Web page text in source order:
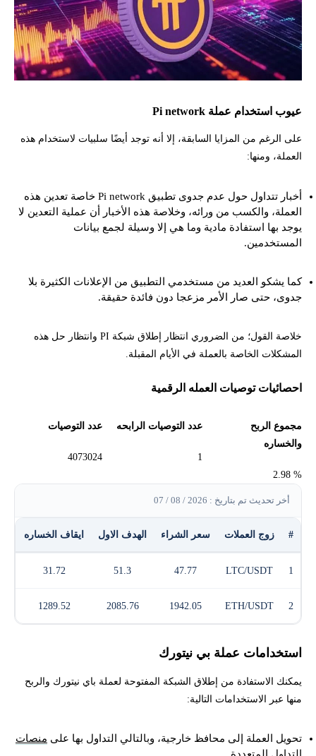
عيوب استخدام عملة Pi network
على الرغم من المزايا السابقة، إلا أنه توجد أيضًا سلبيات لاستخدام هذه
العملة، ومنها:
أخبار تتداول حول عدم جدوى تطبيق Pi network خاصة تعدين هذه
العملة، والكسب من ورائه، وخلاصة هذه الأخبار أن عملية التعدين لا
يوجد بها استفادة مادية وما هي إلا وسيلة لجمع بيانات
المستخدمين.
كما يشكو العديد من مستخدمي التطبيق من الإعلانات الكثيرة بلا
جدوى، حتى صار الأمر مزعجا دون فائدة حقيقة.
خلاصة القول؛ من الضروري انتظار إطلاق شبكة PI وانتظار حل هذه
المشكلات الخاصة بالعملة في الأيام المقبلة.
احصائيات توصيات العمله الرقمية
مجموع الربح
والخساره
% 2.98
عدد التوصيات الرابحه
1
عدد التوصيات
4073024
أخر تحديث تم بتاريخ : 2026 / 08 / 07
# زوج العملات سعر الشراء الهدف الاول ايقاف الخساره
1
LTC/USDT
47.77
51.3
31.72
2
ETH/USDT
1942.05
2085.76
1289.52
استخدامات عملة بي نيتورك
يمكنك الاستفادة من إطلاق الشبكة المفتوحة لعملة باي نيتورك والربح
منها عبر الاستخدامات التالية:
تحويل العملة إلى محافظ خارجية، وبالتالي التداول بها على منصات